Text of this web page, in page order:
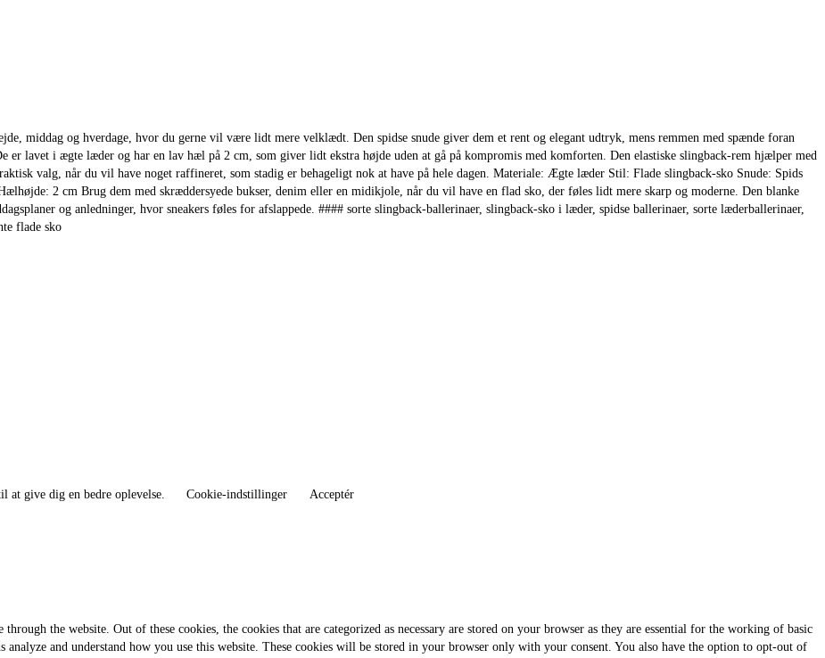
middag og hverdage, hvor du gerne vil være lidt mere velklædt. Den spidse snude giver dem et rent og elegant udtryk, mens remmen med spænde foran
lavet i ægte læder og har en lav hæl på 2 cm, som giver lidt ekstra højde uden at gå på kompromis med komforten. Den elastiske slingback-rem hjælper med
valg, når du vil have noget raffineret, som stadig er behageligt nok at have på hele dagen. Materiale: Ægte læder Stil: Flade slingback-sko Snude: Spids
2 cm Brug dem med skræddersyede bukser, denim eller en midikjole, når du vil have en flad sko, der føles lidt mere skarp og moderne. Den blanke
og anledninger, hvor sneakers føles for afslappede. #### sorte slingback-ballerinaer, slingback-sko i læder, spidse ballerinaer, sorte læderballerinaer,
flade sko
at give dig en bedre oplevelse. Cookie-indstillinger Acceptér
the website. Out of these cookies, the cookies that are categorized as necessary are stored on your browser as they are essential for the working of basic
and understand how you use this website. These cookies will be stored in your browser only with your consent. You also have the option to opt-out of